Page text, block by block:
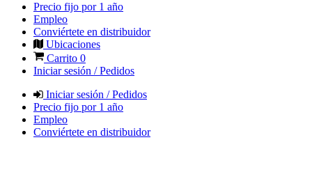
Precio fijo por 1 año
Empleo
Conviértete en distribuidor
Ubicaciones
Carrito 0
Iniciar sesión / Pedidos
Iniciar sesión / Pedidos
Precio fijo por 1 año
Empleo
Conviértete en distribuidor